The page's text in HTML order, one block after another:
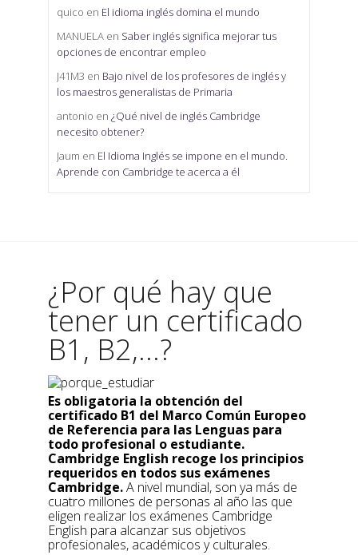
quico en El idioma inglés domina el mundo
MANUELA en Saber inglés significa mejorar tus
opciones de encontrar empleo
J41M3 en Bajo nivel de los profesores de inglés y
los maestros generalistas de Primaria
antonio en ¿Qué nivel de inglés Cambridge
necesito obtener?
Jaum en El Idioma Inglés se impone en el mundo.
Aprende con Cambridge te acerca a él
¿Por qué hay que
tener un certificado
B1, B2,...?
Es obligatoria la obtención del
certificado B1 del Marco Común Europeo
de Referencia para las Lenguas para
todo profesional o estudiante.
Cambridge English recoge los principios
requeridos en todos sus exámenes
Cambridge.A nivel mundial, son ya más de
cuatro millones de personas al año las que
eligen realizar los exámenes Cambridge
English para alcanzar sus objetivos
profesionales, académicos y culturales.